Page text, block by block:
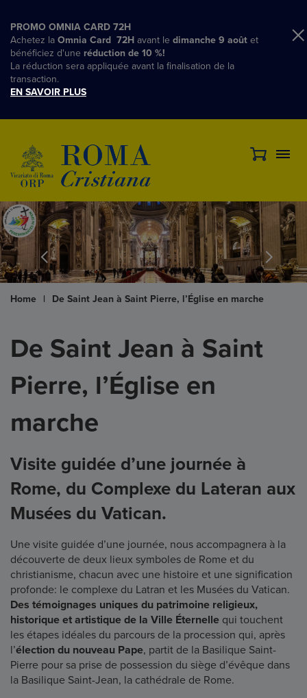
PROMO OMNIA CARD 72H
Achetez la Omnia Card 72H avant le dimanche 9 août et
bénéficiez d'une réduction de 10 %!
La réduction sera appliquée avant la finalisation de la
transaction.
EN SAVOIR PLUS
Home | De Saint Jean à Saint Pierre, l’Église en marche
De Saint Jean à Saint
Pierre, l’Église en
marche
Visite guidée d’une journée à
Rome, du Complexe du Lateran aux
Musées du Vatican.
Une visite guidée d’une journée, nous accompagnera à la
découverte de deux lieux symboles de Rome et du
christianisme, chacun avec une histoire et une signification
profonde: le complexe du Latran et les Musées du Vatican.
Des témoignages uniques du patrimoine religieux,
historique et artistique de la Ville Éternelle qui touchent
les étapes idéales du parcours de la procession qui, après
l’élection du nouveau Pape, partit de la Basilique Saint-
Pierre pour sa prise de possession du siège d’évêque dans
la Basilique Saint-Jean, la cathédrale de Rome.